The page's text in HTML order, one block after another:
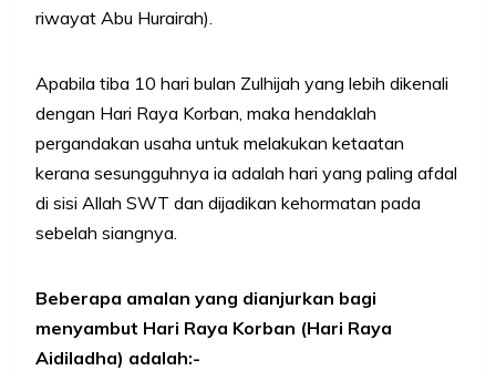
riwayat Abu Hurairah).
Apabila tiba 10 hari bulan Zulhijah yang lebih dikenali
dengan Hari Raya Korban, maka hendaklah
pergandakan usaha untuk melakukan ketaatan
kerana sesungguhnya ia adalah hari yang paling afdal
di sisi Allah SWT dan dijadikan kehormatan pada
sebelah siangnya.
Beberapa amalan yang dianjurkan bagi
menyambut Hari Raya Korban (Hari Raya
Aidiladha) adalah:-